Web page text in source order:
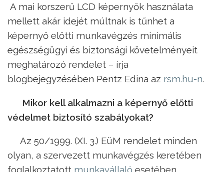
A mai korszerű LCD képernyők használata
mellett akár idejét múltnak is tűnhet a
képernyő előtti munkavégzés minimális
egészségügyi és biztonsági követelményeit
meghatározó rendelet – írja
blogbejegyzésében Pentz Edina az rsm.hu-n.
Mikor kell alkalmazni a képernyő előtti
védelmet biztosító szabályokat?
Az 50/1999. (XI. 3.) EüM rendelet minden
olyan, a szervezett munkavégzés keretében
foglalkoztatott munkavállaló esetében